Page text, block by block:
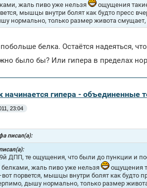
жаль пиво уже нельзя
ощущения
мышцы внутри болят как будто пресс
нормально, только размер живота
белка. Остаётся надеяться,
было бы? Или гипера в пределах
начинается гипера - объединенные
23:04
писал(а):
ДПП, те ощущения, что были до пункции и
белками, жаль пиво уже нельзя
ощущения
порвется, мышцы внутри болят как будто
дышу нормально, только размер